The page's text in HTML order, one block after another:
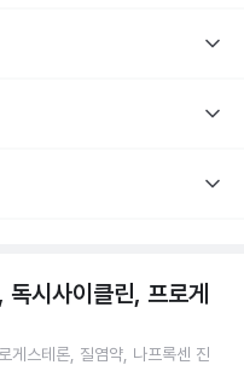
시사이클린, 프로게
게스테론, 질염약, 나프록센 진